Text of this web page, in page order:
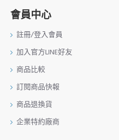
會員中心
註冊/登入會員
加入官方LINE好友
商品比較
訂閱商品快報
商品退換貨
企業特約廠商